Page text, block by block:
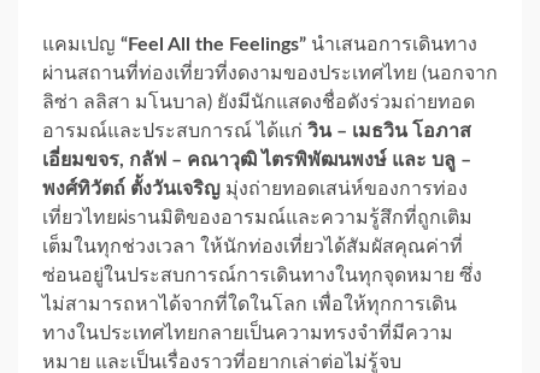
แคมเปญ “Feel All the Feelings” นำเสนอการเดินทาง
ผ่านสถานที่ท่องเที่ยวที่งดงามของประเทศไทย (นอกจาก
ลิซ่า ลลิสา มโนบาล) ยังมีนักแสดงชื่อดังร่วมถ่ายทอด
อารมณ์และประสบการณ์ ได้แก่ วิน – เมธวิน โอภาส
เอี่ยมขจร, กลัฟ – คณาวุฒิ ไตรพิพัฒนพงษ์ และ บลู –
พงศ์ทิวัตถ์ ตั้งวันเจริญ มุ่งถ่ายทอดเสน่ห์ของการท่อง
เที่ยวไทยผ่sานมิติของอารมณ์และความรู้สึกที่ถูกเติม
เต็มในทุกช่วงเวลา ให้นักท่องเที่ยวได้สัมผัสคุณค่าที่
ซ่อนอยู่ในประสบการณ์การเดินทางในทุกจุดหมาย ซึ่ง
ไม่สามารถหาได้จากที่ใดในโลก เพื่อให้ทุกการเดิน
ทางในประเทศไทยกลายเป็นความทรงจำที่มีความ
หมาย และเป็นเรื่องราวที่อยากเล่าต่อไม่รู้จบ